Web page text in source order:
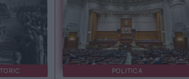
POLITICA